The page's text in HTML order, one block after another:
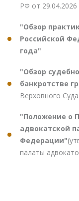
РФ от
"Обзор
Российской
года"
"Обзор
банкротстве
Верховного
"Положение о
адвокатской
Федерации"
палаты